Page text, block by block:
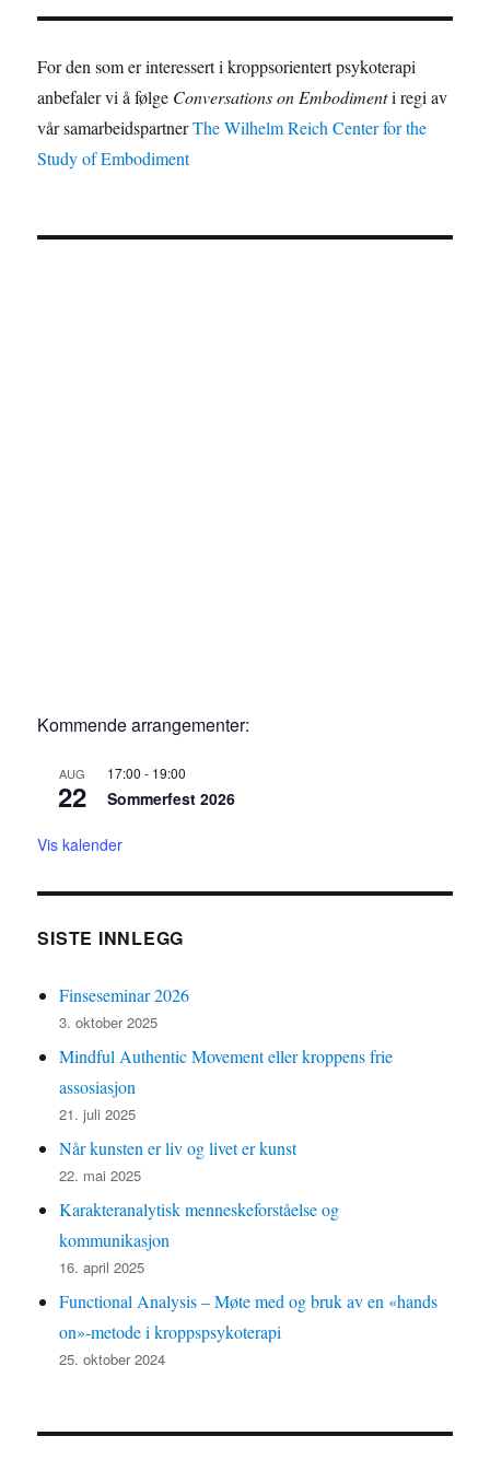
For den som er interessert i kroppsorientert psykoterapi
anbefaler vi å følge Conversations on Embodimenti regi av
vår samarbeidspartnerThe Wilhelm Reich Center for the
Study of Embodiment
Kommende arrangementer:
AUG
22
17:00 - 19:00
Sommerfest 2026
Vis kalender
SISTE INNLEGG
Finseseminar 2026
3. oktober 2025
Mindful Authentic Movement eller kroppens frie
assosiasjon
21. juli 2025
Når kunsten er liv og livet er kunst
22. mai 2025
Karakteranalytisk menneskeforståelse og
kommunikasjon
16. april 2025
Functional Analysis – Møte med og bruk av en «hands
on»-metode i kroppspsykoterapi
25. oktober 2024